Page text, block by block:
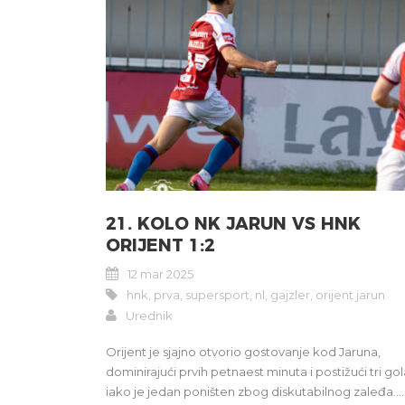
21. KOLO NK JARUN VS HNK
ORIJENT 1:2
12 mar 2025
hnk prva supersport nl gajzler orijent jarun
Urednik
Orijent je sjajno otvorio gostovanje kod Jaruna,
dominirajući prvih petnaest minuta i postižući tri
iako je jedan poništen zbog diskutabilnog zaleđa....